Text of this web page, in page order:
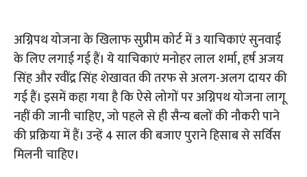
अग्निपथ योजना के खिलाफ सुप्रीम कोर्ट में 3 याचिकाएं सुनवाई
के लिए लगाई गई हैं। ये याचिकाएं मनोहर लाल शर्मा, हर्ष अजय
सिंह और रवींद्र सिंह शेखावत की तरफ से अलग-अलग दायर की
गई हैं। इसमें कहा गया है कि ऐसे लोगों पर अग्निपथ योजना लागू
नहीं की जानी चाहिए, जो पहले से ही सैन्य बलों की नौकरी पाने
की प्रक्रिया में हैं। उन्हें 4 साल की बजाए पुराने हिसाब से सर्विस
मिलनी चाहिए।